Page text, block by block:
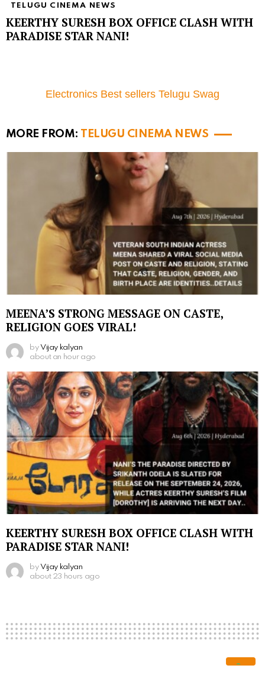
TELUGU CINEMA NEWS
KEERTHY SURESH BOX OFFICE CLASH WITH
PARADISE STAR NANI!
Electronics Best sellers Telugu Swag
MORE FROM: TELUGU CINEMA NEWS
MEENA’S STRONG MESSAGE ON CASTE,
RELIGION GOES VIRAL!
by Vijay kalyan
about an hour ago
KEERTHY SURESH BOX OFFICE CLASH WITH
PARADISE STAR NANI!
by Vijay kalyan
about 23 hours ago